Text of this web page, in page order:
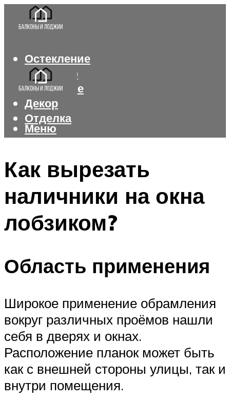
Остекление
Интерьер
Утепление
Декор
Отделка
Меню
Как вырезать
наличники на окна
лобзиком?
Область применения
Широкое применение обрамления
вокруг различных проёмов нашли
себя в дверях и окнах.
Расположение планок может быть
как с внешней стороны улицы, так и
внутри помещения.